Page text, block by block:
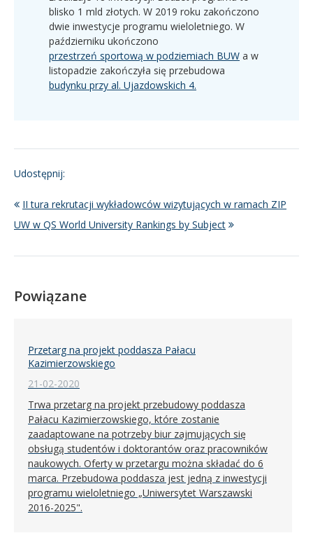
blisko 1 mld złotych. W 2019 roku zakończono
dwie inwestycje programu wieloletniego. W
październiku ukończono
przestrzeń sportową w podziemiach BUW a w
listopadzie zakończyła się przebudowa
budynku przy al. Ujazdowskich 4.
Udostępnij:
II tura rekrutacji wykładowców wizytujących w ramach ZIP
UW w QS World University Rankings by Subject
Powiązane
Przetarg na projekt poddasza Pałacu
Kazimierzowskiego
21-02-2020
Trwa przetarg na projekt przebudowy poddasza
Pałacu Kazimierzowskiego, które zostanie
zaadaptowane na potrzeby biur zajmujących się
obsługą studentów i doktorantów oraz pracowników
naukowych. Oferty w przetargu można składać do 6
marca. Przebudowa poddasza jest jedną z inwestycji
programu wieloletniego „Uniwersytet Warszawski
2016-2025".